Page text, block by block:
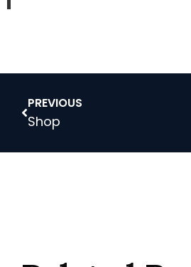
PREVIOUS
Shop